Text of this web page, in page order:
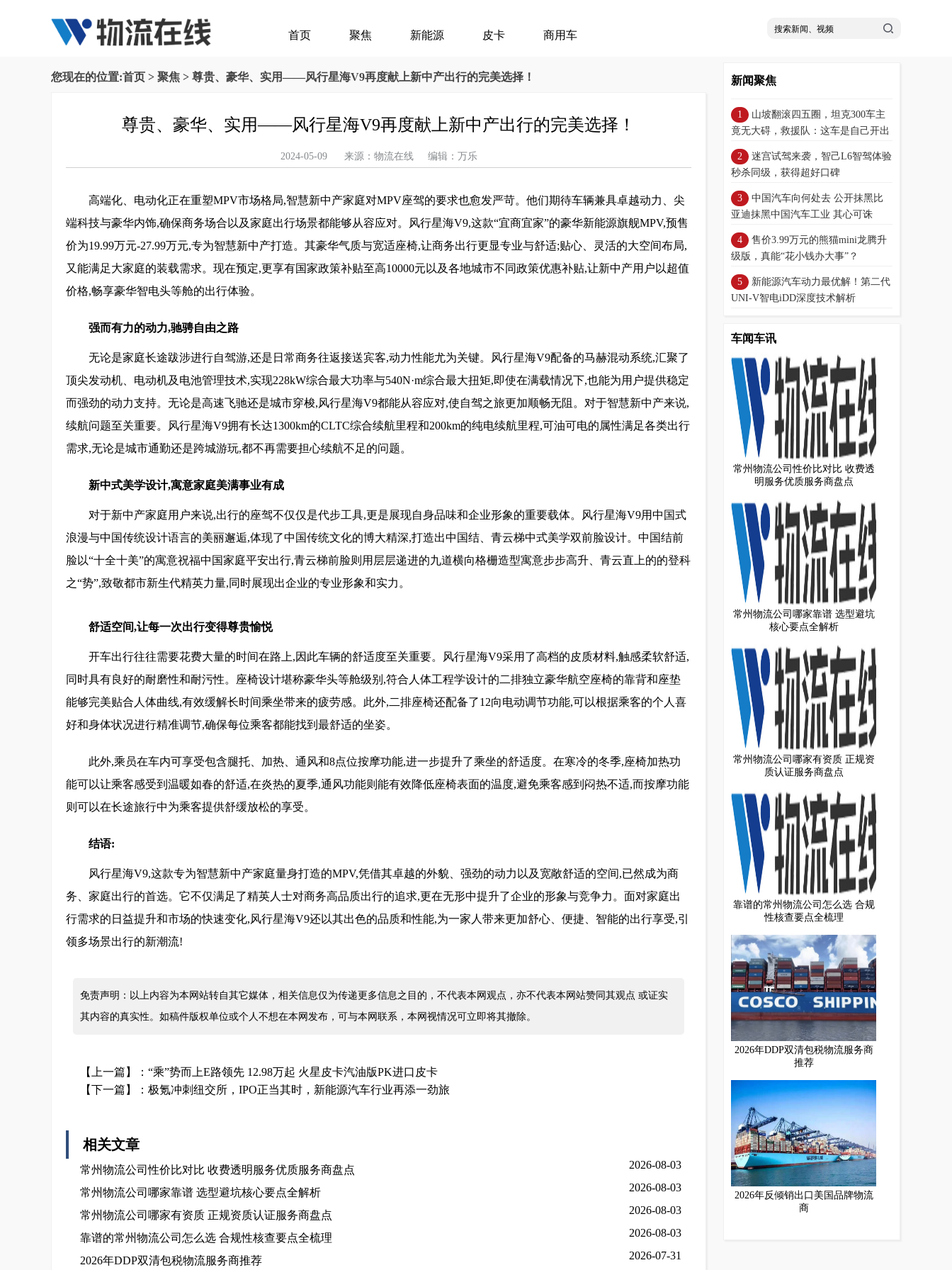
首页 聚焦 新能源 皮卡 商用车
您现在的位置:首页 > 聚焦 > 尊贵、豪华、实用——风行星海V9再度献上新中产出行的完美选择！
尊贵、豪华、实用——风行星海V9再度献上新中产出行的完美选择！
2024-05-09 来源：物流在线 编辑：万乐
高端化、电动化正在重塑MPV市场格局,智慧新中产家庭对MPV座驾的要求也愈发严苛。他们期待车辆兼具卓越动力、尖
端科技与豪华内饰,确保商务场合以及家庭出行场景都能够从容应对。风行星海V9,这款“宜商宜家”的豪华新能源旗舰MPV,预售
价为19.99万元-27.99万元,专为智慧新中产打造。其豪华气质与宽适座椅,让商务出行更显专业与舒适;贴心、灵活的大空间布局,
又能满足大家庭的装载需求。现在预定,更享有国家政策补贴至高10000元以及各地城市不同政策优惠补贴,让新中产用户以超值
价格,畅享豪华智电头等舱的出行体验。
强而有力的动力,驰骋自由之路
无论是家庭长途跋涉进行自驾游,还是日常商务往返接送宾客,动力性能尤为关键。风行星海V9配备的马赫混动系统,汇聚了
顶尖发动机、电动机及电池管理技术,实现228kW综合最大功率与540N·m综合最大扭矩,即使在满载情况下,也能为用户提供稳定
而强劲的动力支持。无论是高速飞驰还是城市穿梭,风行星海V9都能从容应对,使自驾之旅更加顺畅无阻。对于智慧新中产来说,
续航问题至关重要。风行星海V9拥有长达1300km的CLTC综合续航里程和200km的纯电续航里程,可油可电的属性满足各类出行
需求,无论是城市通勤还是跨城游玩,都不再需要担心续航不足的问题。
新中式美学设计,寓意家庭美满事业有成
对于新中产家庭用户来说,出行的座驾不仅仅是代步工具,更是展现自身品味和企业形象的重要载体。风行星海V9用中国式
浪漫与中国传统设计语言的美丽邂逅,体现了中国传统文化的博大精深,打造出中国结、青云梯中式美学双前脸设计。中国结前
脸以“十全十美”的寓意祝福中国家庭平安出行,青云梯前脸则用层层递进的九道横向格栅造型寓意步步高升、青云直上的的登科
之“势”,致敬都市新生代精英力量,同时展现出企业的专业形象和实力。
舒适空间,让每一次出行变得尊贵愉悦
开车出行往往需要花费大量的时间在路上,因此车辆的舒适度至关重要。风行星海V9采用了高档的皮质材料,触感柔软舒适,
同时具有良好的耐磨性和耐污性。座椅设计堪称豪华头等舱级别,符合人体工程学设计的二排独立豪华航空座椅的靠背和座垫
能够完美贴合人体曲线,有效缓解长时间乘坐带来的疲劳感。此外,二排座椅还配备了12向电动调节功能,可以根据乘客的个人喜
好和身体状况进行精准调节,确保每位乘客都能找到最舒适的坐姿。
此外,乘员在车内可享受包含腿托、加热、通风和8点位按摩功能,进一步提升了乘坐的舒适度。在寒冷的冬季,座椅加热功
能可以让乘客感受到温暖如春的舒适,在炎热的夏季,通风功能则能有效降低座椅表面的温度,避免乘客感到闷热不适,而按摩功能
则可以在长途旅行中为乘客提供舒缓放松的享受。
结语:
风行星海V9,这款专为智慧新中产家庭量身打造的MPV,凭借其卓越的外貌、强劲的动力以及宽敞舒适的空间,已然成为商
务、家庭出行的首选。它不仅满足了精英人士对商务高品质出行的追求,更在无形中提升了企业的形象与竞争力。面对家庭出
行需求的日益提升和市场的快速变化,风行星海V9还以其出色的品质和性能,为一家人带来更加舒心、便捷、智能的出行享受,引
领多场景出行的新潮流!
免责声明：以上内容为本网站转自其它媒体，相关信息仅为传递更多信息之目的，不代表本网观点，亦不代表本网站赞同其观点 或证实
其内容的真实性。如稿件版权单位或个人不想在本网发布，可与本网联系，本网视情况可立即将其撤除。
【上一篇】： “乘”势而上E路领先 12.98万起 火星皮卡汽油版PK进口皮卡
【下一篇】： 极氪冲刺纽交所，IPO正当其时，新能源汽车行业再添一劲旅
相关文章
常州物流公司性价比对比 收费透明服务优质服务商盘点 2026-08-03
常州物流公司哪家靠谱 选型避坑核心要点全解析 2026-08-03
常州物流公司哪家有资质 正规资质认证服务商盘点 2026-08-03
靠谱的常州物流公司怎么选 合规性核查要点全梳理 2026-08-03
2026年DDP双清包税物流服务商推荐 2026-07-31
新闻聚焦
山坡翻滚四五圈，坦克300车主
竟无大碍，救援队：这车是自己开出
来的！
迷宫试驾来袭，智己L6智驾体验
秒杀同级，获得超好口碑
中国汽车向何处去 公开抹黑比
亚迪抹黑中国汽车工业 其心可诛
售价3.99万元的熊猫mini龙腾升
级版，真能“花小钱办大事”？
新能源汽车动力最优解！第二代
UNI-V智电iDD深度技术解析
车闻车讯
常州物流公司性价比对比 收费透
明服务优质服务商盘点
常州物流公司哪家靠谱 选型避坑
核心要点全解析
常州物流公司哪家有资质 正规资
质认证服务商盘点
靠谱的常州物流公司怎么选 合规
性核查要点全梳理
2026年DDP双清包税物流服务商
推荐
2026年反倾销出口美国品牌物流
商